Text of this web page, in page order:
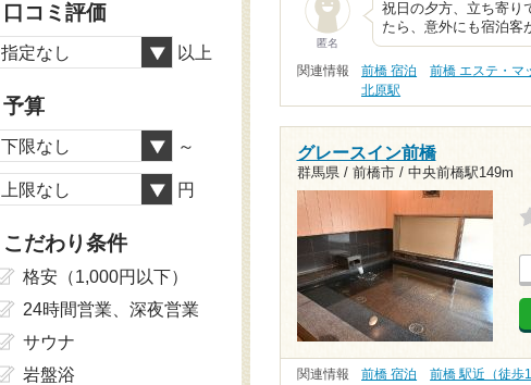
匿名
祝日の夕方、立ち寄り
たら、意外にも宿泊
関連情報 前橋 宿泊 前橋 エステ・マ
北原駅
グレースイン前橋
群馬県 / 前橋市 / 中央前橋駅149m
関連情報 前橋 宿泊 前橋 駅近（徒歩
口コミ評価
指定なし 以上
予算
下限なし ～
上限なし 円
こだわり条件
格安（1,000円以下）
24時間営業、深夜営業
サウナ
岩盤浴